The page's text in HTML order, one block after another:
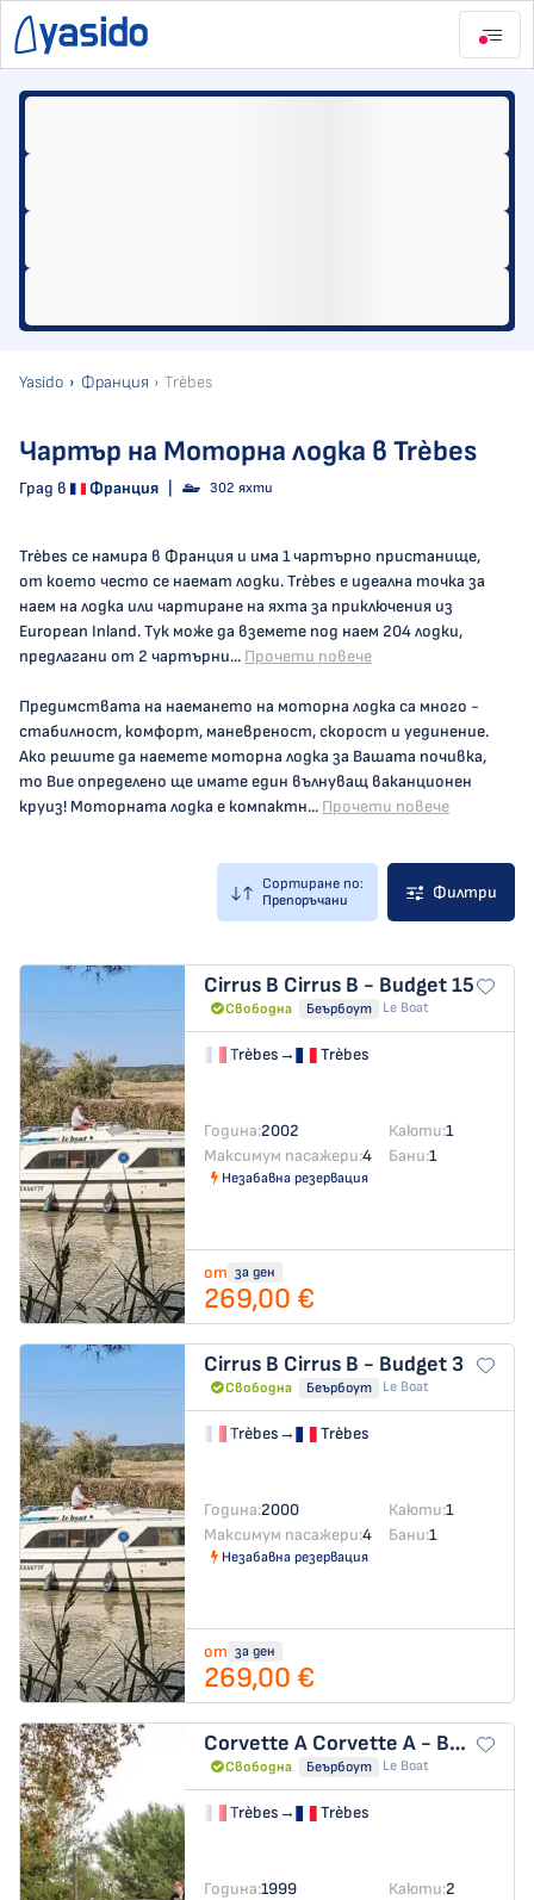
Yasido Франция Trèbes
Чартър на Моторна лодка в Trèbes
Град в Франция 302 яхти
Trèbes се намира в Франция и има 1 чартърно пристанище,
от което често се наемат лодки. Trèbes е идеална точка за
наем на лодка или чартиране на яхта за приключения из
European Inland. Тук може да вземете под наем 204 лодки,
предлагани от 2 чартърни... Прочети повече
Предимствата на наемането на моторна лодка са много -
стабилност, комфорт, маневреност, скорост и уединение.
Ако решите да наемете моторна лодка за Вашата почивка,
то Вие определено ще имате един вълнуващ ваканционен
круиз! Моторната лодка е компактн... Прочети повече
Сортиране по:
Препоръчани
Филтри
Cirrus B Cirrus B - Budget 15
Свободна Беърбоут Le Boat
Trèbes→ Trèbes
Година:2002 Каюти:1
Максимум пасажери:4 Бани:1
Незабавна резервация
от за ден
269,00 €
Cirrus B Cirrus B - Budget 3
Свободна Беърбоут Le Boat
Trèbes→ Trèbes
Година:2000 Каюти:1
Максимум пасажери:4 Бани:1
Незабавна резервация
от за ден
269,00 €
Corvette A Corvette A - Budget 14
Свободна Беърбоут Le Boat
Trèbes→ Trèbes
Година:1999 Каюти:2